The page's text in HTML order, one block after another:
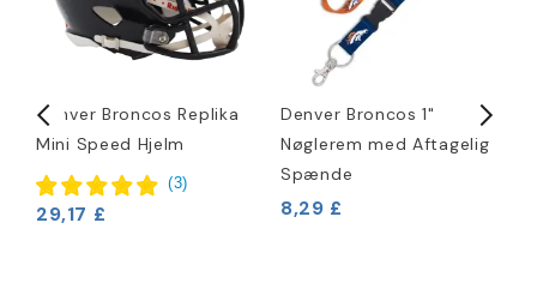
Denver Broncos Replika
Mini Speed Hjelm
(3)
29,17 £
Denver Broncos 1"
Nøglerem med Aftagelig
Spænde
8,29 £